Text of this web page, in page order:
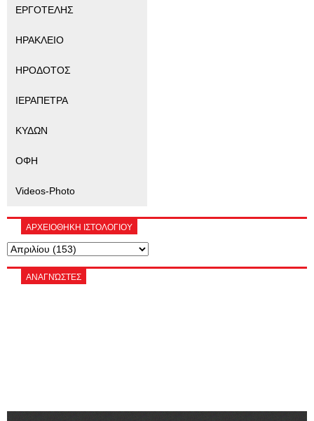
ΕΡΓΟΤΕΛΗΣ
ΗΡΑΚΛΕΙΟ
ΗΡΟΔΟΤΟΣ
ΙΕΡΑΠΕΤΡΑ
ΚΥΔΩΝ
ΟΦΗ
Videos-Photo
ΑΡΧΕΙΟΘΗΚΗ ΙΣΤΟΛΟΓΙΟΥ
ΑΝΑΓΝΏΣΤΕΣ